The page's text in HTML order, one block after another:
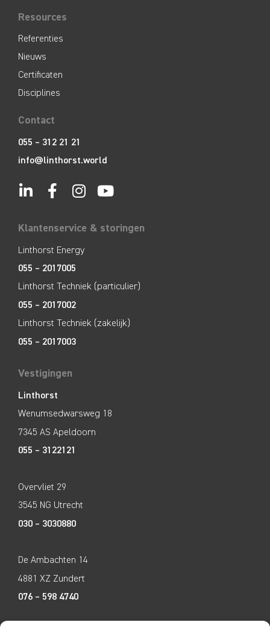
Resources
Referenties
Nieuws
Certificaten
Disciplines
Contact
055 – 312 21 21
info@linthorst.world
Klantenservice & storingen
Linthorst Energy
055 – 2017005
Linthorst Techniek (particulier)
055 – 2017002
Linthorst Techniek (zakelijk)
055 – 2017003
Vestigingen
Linthorst
Wenumsedwarsweg 18
7345 AS Apeldoorn
055 – 3122121
Overvliet 29
3545 NG Utrecht
030 – 3030880
De Ambachten 14
4881 XZ Zundert
076 – 598 4740